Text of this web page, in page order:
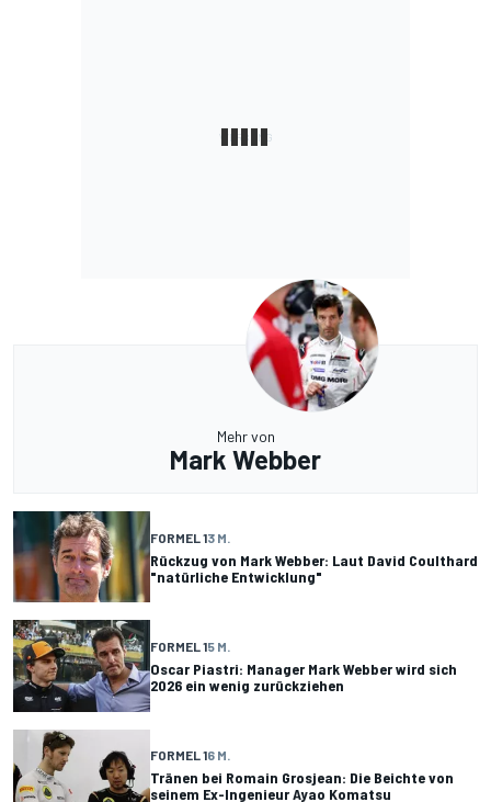
Mehr von
Mark Webber
FORMEL 13 M.
Rückzug von Mark Webber: Laut David Coulthard
"natürliche Entwicklung"
FORMEL 15 M.
Oscar Piastri: Manager Mark Webber wird sich
2026 ein wenig zurückziehen
FORMEL 16 M.
Tränen bei Romain Grosjean: Die Beichte von
seinem Ex-Ingenieur Ayao Komatsu